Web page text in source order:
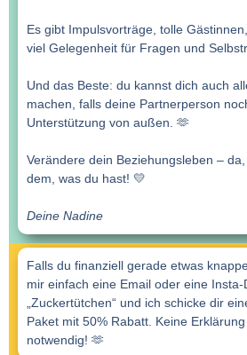
Es gibt Impulsvorträge, tolle
viel Gelegenheit für Fragen und
Und das Beste: du kannst dich auch
machen, falls deine Partnerperson
Unterstützung von außen. 🫶
Verändere dein Beziehungsleben –
dem, was du hast! 💛
Deine Nadine
INSERT_STEADY_CHECKOUT_HERE
Falls du finanziell gerade etwas
mir einfach eine Email oder eine
„Zuckertütchen“ und ich schicke dir
Paket mit 50% Rabatt. Keine
notwendig! 🫶